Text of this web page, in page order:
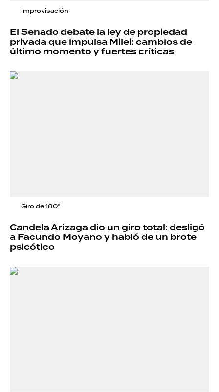
Improvisación
El Senado debate la ley de propiedad
privada que impulsa Milei: cambios de
último momento y fuertes críticas
Giro de 180°
Candela Arizaga dio un giro total: desligó
a Facundo Moyano y habló de un brote
psicótico